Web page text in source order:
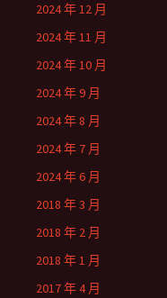
2024 年 12 月
2024 年 11 月
2024 年 10 月
2024 年 9 月
2024 年 8 月
2024 年 7 月
2024 年 6 月
2018 年 3 月
2018 年 2 月
2018 年 1 月
2017 年 4 月